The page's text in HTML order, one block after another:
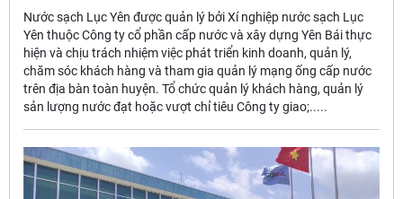
Nước sạch Lục Yên được quản lý bởi Xí nghiệp nước sạch Lục
Yên thuộc Công ty cổ phần cấp nước và xây dựng Yên Bái thực
hiện và chịu trách nhiệm việc phát triển kinh doanh, quản lý,
chăm sóc khách hàng và tham gia quản lý mạng ống cấp nước
trên địa bàn toàn huyện. Tổ chức quản lý khách hàng, quản lý
sản lượng nước đạt hoặc vượt chỉ tiêu Công ty giao;.....